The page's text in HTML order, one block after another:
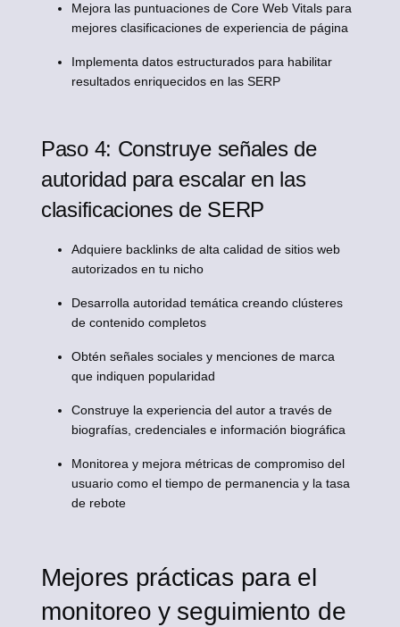
Mejora las puntuaciones de Core Web Vitals para
mejores clasificaciones de experiencia de página
Implementa datos estructurados para habilitar
resultados enriquecidos en las SERP
Paso 4: Construye señales de
autoridad para escalar en las
clasificaciones de SERP
Adquiere backlinks de alta calidad de sitios web
autorizados en tu nicho
Desarrolla autoridad temática creando clústeres
de contenido completos
Obtén señales sociales y menciones de marca
que indiquen popularidad
Construye la experiencia del autor a través de
biografías, credenciales e información biográfica
Monitorea y mejora métricas de compromiso del
usuario como el tiempo de permanencia y la tasa
de rebote
Mejores prácticas para el
monitoreo y seguimiento de